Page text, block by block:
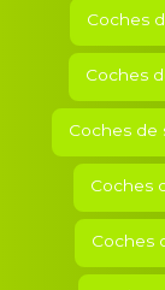
Coches
Coches
Coches de
Coches
Coches